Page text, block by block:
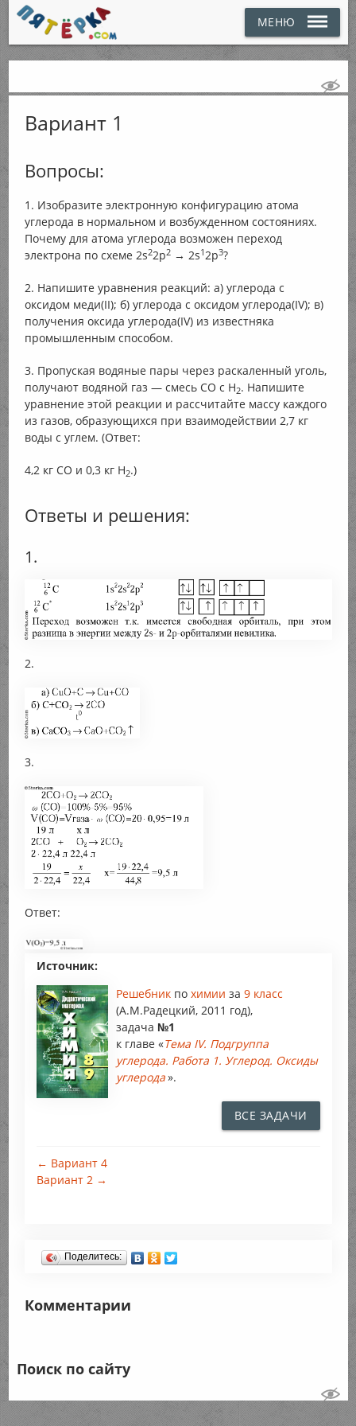
МЕНЮ
Вариант 1
Вопросы:
1. Изобразите электронную конфигурацию атома
углерода в нормальном и возбужденном состояниях.
Почему для атома углерода возможен переход
электрона по схеме 2s22p2→ 2s12p3?
2. Напишите уравнения реакций: а) углерода с
оксидом меди(II); б) углерода с оксидом углерода(IV); в)
получения оксида углерода(IV) из известняка
промышленным способом.
3. Пропуская водяные пары через раскаленный уголь,
получают водяной газ — смесь CO с H2. Напишите
уравнение этой реакции и рассчитайте массу каждого
из газов, образующихся при взаимодействии 2,7 кг
воды с углем. (Ответ:
4,2 кг СО и 0,3 кг H2.)
Ответы и решения:
1.
2.
3.
Ответ:
Источник:
Решебник по химии за 9 класс
(А.М.Радецкий, 2011 год),
задача №1
к главе «Тема IV. Подгруппа
углерода. Работа 1. Углерод. Оксиды
углерода».
ВСЕ ЗАДАЧИ
← Вариант 4
Вариант 2 →
Поделитесь:
Комментарии
Поиск по сайту